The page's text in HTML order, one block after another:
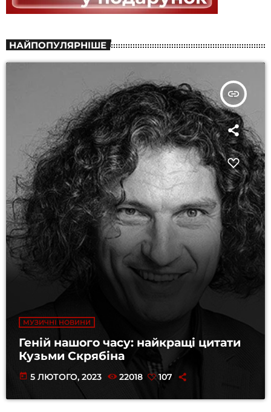
НАЙПОПУЛЯРНІШЕ
insert_link
МУЗИЧНІ НОВИНИ
Геній нашого часу: найкращі цитати
Кузьми Скрябіна
today 5 ЛЮТОГО, 2023 22018 107